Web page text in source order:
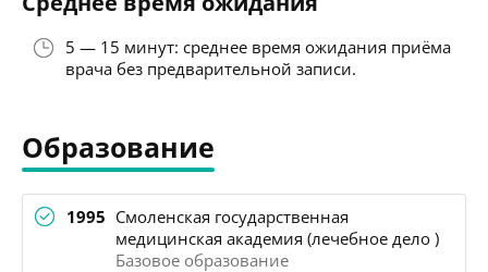
5 — 15 минут: среднее время ожидания приёма
врача без предварительной записи.
Образование
1995 Смоленская государственная
медицинская академия (лечебное дело )
Базовое образование